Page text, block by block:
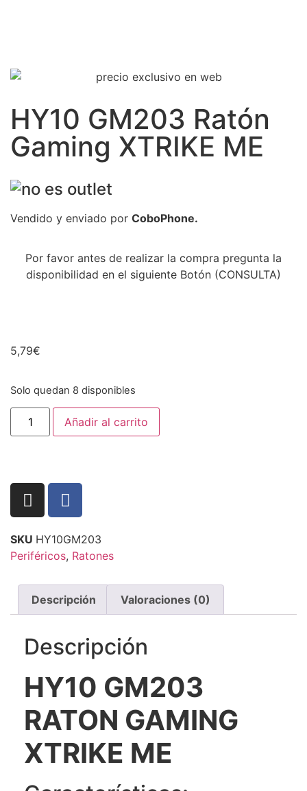
HY10 GM203 Ratón
Gaming XTRIKE ME
Vendido y enviado por CoboPhone.
Por favor antes de realizar la compra pregunta la
disponibilidad en el siguiente Botón (CONSULTA)
5,79€
Solo quedan 8 disponibles
Añadir al carrito
SKU HY10GM203
Periféricos, Ratones
Descripción Valoraciones (0)
Descripción
HY10 GM203
RATON GAMING
XTRIKE ME